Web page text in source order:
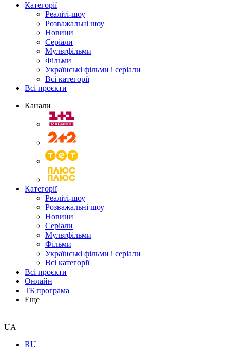
Категорії
Реаліті-шоу
Розважальні шоу
Новини
Серіали
Мультфільми
Фільми
Українські фільми і серіали
Всі категорії
Всі проєкти
Канали
Категорії
Реаліті-шоу
Розважальні шоу
Новини
Серіали
Мультфільми
Фільми
Українські фільми і серіали
Всі категорії
Всі проєкти
Онлайн
ТБ програма
Еще
UA
RU